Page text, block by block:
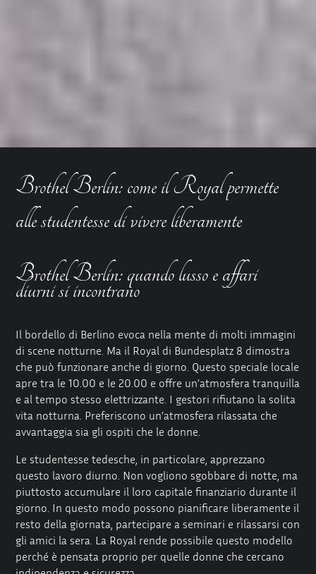
Brothel Berlin: come il Royal permette
alle studentesse di vivere liberamente
Brothel Berlin: quando lusso e affari
diurni si incontrano
Il bordello di Berlino evoca nella mente di molti immagini
di scene notturne. Ma il Royal di Bundesplatz 8 dimostra
che può funzionare anche di giorno. Questo speciale locale
apre tra le 10.00 e le 20.00 e offre un’atmosfera tranquilla
e al tempo stesso elettrizzante. I gestori rifiutano la solita
vita notturna. Preferiscono un’atmosfera rilassata che
avvantaggia sia gli ospiti che le donne.
Le studentesse tedesche, in particolare, apprezzano
questo lavoro diurno. Non vogliono sgobbare di notte, ma
piuttosto accumulare il loro capitale finanziario durante il
giorno. In questo modo possono pianificare liberamente il
resto della giornata, partecipare a seminari e rilassarsi con
gli amici la sera. La Royal rende possibile questo modello
perché è pensata proprio per quelle donne che cercano